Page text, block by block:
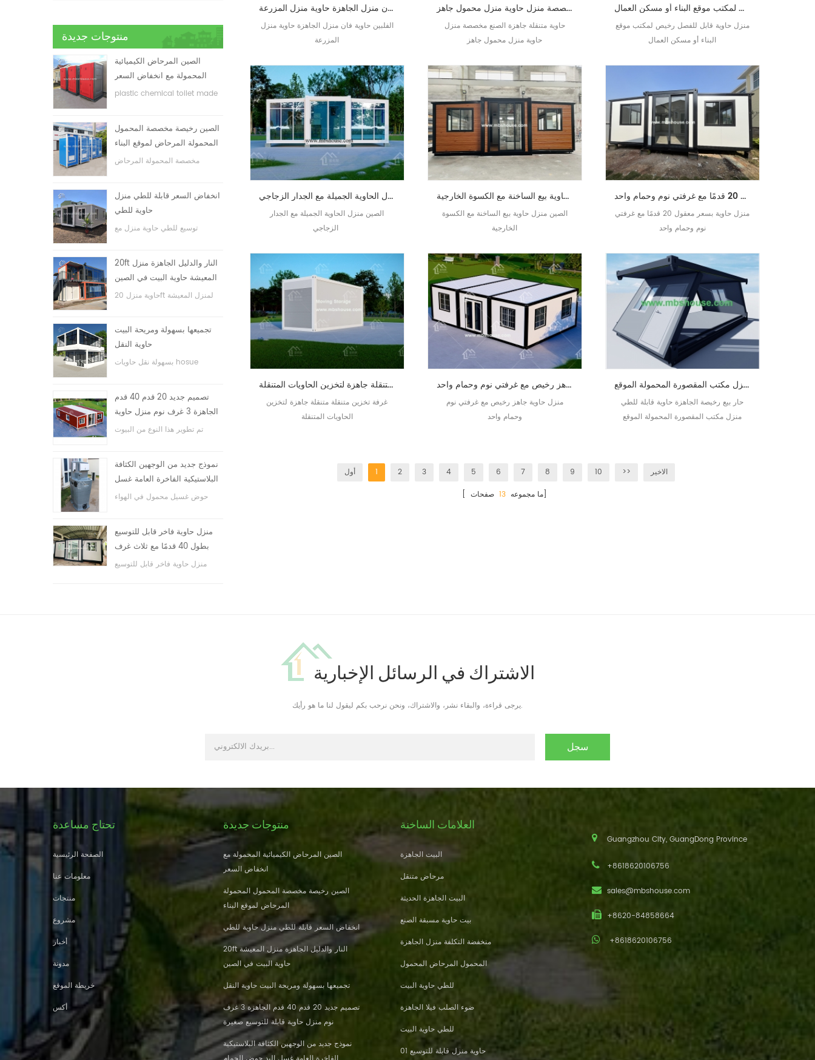
منتوجات جديدة
الصين المرحاض الكيميائية
المحمولة مع انخفاض السعر
plastic chemical toilet made
الصين رخيصة مخصصة المحمول
المحمولة المرحاض لموقع البناء
مخصصة المحمولة المرحاض
انخفاض السعر قابلة للطي منزل
حاوية للطي
توسيع للطي حاوية منزل مع
20ft النار والدليل الجاهزة منزل
المعيشة حاوية البيت في الصين
حاوية منزل 20ft لمنزل المعيشة
تجميعها بسهولة ومريحة البيت
حاوية النقل
بسهولة نقل حاويات hosue
تصميم جديد 20 قدم 40 قدم
الجاهزة 3 غرف نوم منزل حاوية
قابلة للتوسيع صغيرة
تم تطوير هذا النوع من البيوت
كهربائي.
نموذج جديد من الوجهين الكثافة
البلاستيكية الفاخرة العامة غسل
اليد حوض الحمام
حوض غسيل محمول في الهواء
منزل حاوية فاخر قابل للتوسيع
بطول 40 قدمًا مع ثلاث غرف
نوم
منزل حاوية فاخر قابل للتوسيع
الفلبين حاوية فان منزل الجاهزة حاوية منزل المزرعة
الفلبين حاوية فان منزل الجاهزة حاوية منزل
المزرعة
حاوية متنقلة جاهزة الصنع مخصصة منزل حاوية منزل محمول جاهز
حاوية متنقلة جاهزة الصنع مخصصة منزل
حاوية منزل محمول جاهز
منزل حاوية قابل للفصل رخيص لمكتب موقع البناء أو مسكن العمال
منزل حاوية قابل للفصل رخيص لمكتب موقع
البناء أو مسكن العمال
الصين منزل الحاوية الجميلة مع الجدار الزجاجي
الصين منزل الحاوية الجميلة مع الجدار
الصين منزل حاوية بيع الساخنة مع الكسوة الخارجية
الصين منزل حاوية بيع الساخنة مع الكسوة
الخارجية
منزل حاوية بسعر معقول 20 قدمًا مع غرفتي نوم وحمام واحد
منزل حاوية بسعر معقول 20 قدمًا مع غرفتي
نوم وحمام واحد
غرفة تخزين متنقلة متنقلة جاهزة لتخزين الحاويات المتنقلة
غرفة تخزين متنقلة متنقلة جاهزة لتخزين
الحاويات المتنقلة
منزل حاوية جاهز رخيص مع غرفتي نوم وحمام واحد
منزل حاوية جاهز رخيص مع غرفتي نوم
وحمام واحد
حار بيع رخيصة الجاهزة حاوية قابلة للطي منزل مكتب المقصورة المحمولة الموقع
حار بيع رخيصة الجاهزة حاوية قابلة للطي
منزل مكتب المقصورة المحمولة الموقع
أول 1 2 3 4 5 6 7 8 9 10 >>
الاخير
[ ما مجموعه 13 صفحات]
الاشتراك في الرسائل الإخبارية
يرجى قراءة، والبقاء نشر، والاشتراك، ونحن نرحب بكم ليقول لنا ما هو رأيك.
تحتاج مساعدة
الصفحة الرئيسية
معلومات عنا
منتجات
مشروع
أخبار
مدونة
خريطة الموقع
أكس
منتوجات جديدة
الصين المرحاض الكيميائية المحمولة مع
انخفاض السعر
الصين رخيصة مخصصة المحمول المحمولة
المرحاض لموقع البناء
انخفاض السعر قابلة للطي منزل حاوية للطي
20ft النار والدليل الجاهزة منزل المعيشة
حاوية البيت في الصين
تجميعها بسهولة ومريحة البيت حاوية النقل
تصميم جديد 20 قدم 40 قدم الجاهزة 3 غرف
نوم منزل حاوية قابلة للتوسيع صغيرة
نموذج جديد من الوجهين الكثافة البلاستيكية
العلامات الساخنة
البيت الجاهزة
مرحاض متنقل
البيت الجاهزة الحديثة
بيت حاوية مسبقة الصنع
منخفضة التكلفة منزل الجاهزة
المحمول المرحاض المحمول
للطي حاوية البيت
ضوء الصلب فيلا الجاهزة
للطي حاوية البيت
حاوية منزل قابلة للتوسيع 01
Guangzhou City, GuangDong Province
+8618620106756
sales@mbshouse.com
+8620-84858664
+8618620106756